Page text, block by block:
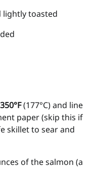
lightly toasted
350°F(177°C) and line
paper (skip this if
skillet to sear and
of the salmon (a